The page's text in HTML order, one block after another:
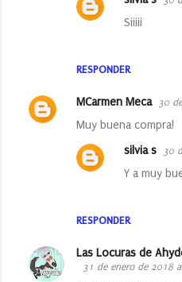
RESPONDER
Siiiii
MCarmen Meca 30
Muy buena compra!
RESPONDER
silvia s 30
Y a muy
Las Locuras de
31 de enero de 2018